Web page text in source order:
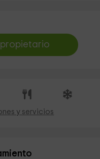
propietario
y servicios